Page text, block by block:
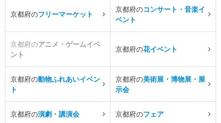
京都府のフリーマーケット
京都府のコンサート・音楽イ
ベント
京都府のアニメ・ゲームイベ
ント
京都府の花イベント
京都府の動物ふれあいイベン
ト
京都府の美術展・博物展・展
示会
京都府の演劇・講演会 京都府のフェア